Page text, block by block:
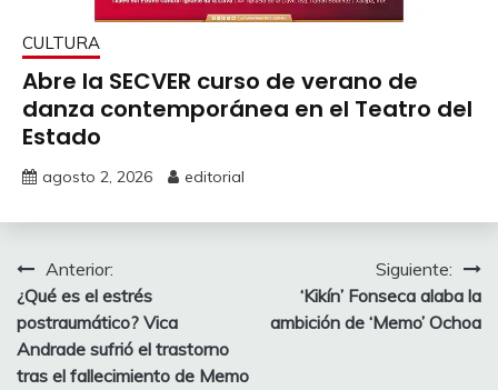
CULTURA
Abre la SECVER curso de verano de
danza contemporánea en el Teatro del
Estado
agosto 2, 2026 editorial
Navegación
de
entradas
Anterior:
¿Qué es el estrés
postraumático? Vica
Andrade sufrió el trastorno
tras el fallecimiento de Memo
Siguiente:
‘Kikín’ Fonseca alaba la
ambición de ‘Memo’ Ochoa